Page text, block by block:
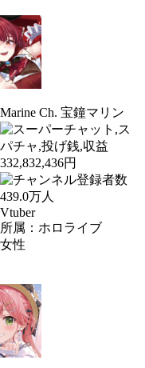
Marine Ch. 宝鐘マリン
332,832,436円
439.0万人
Vtuber
所属：ホロライブ
女性